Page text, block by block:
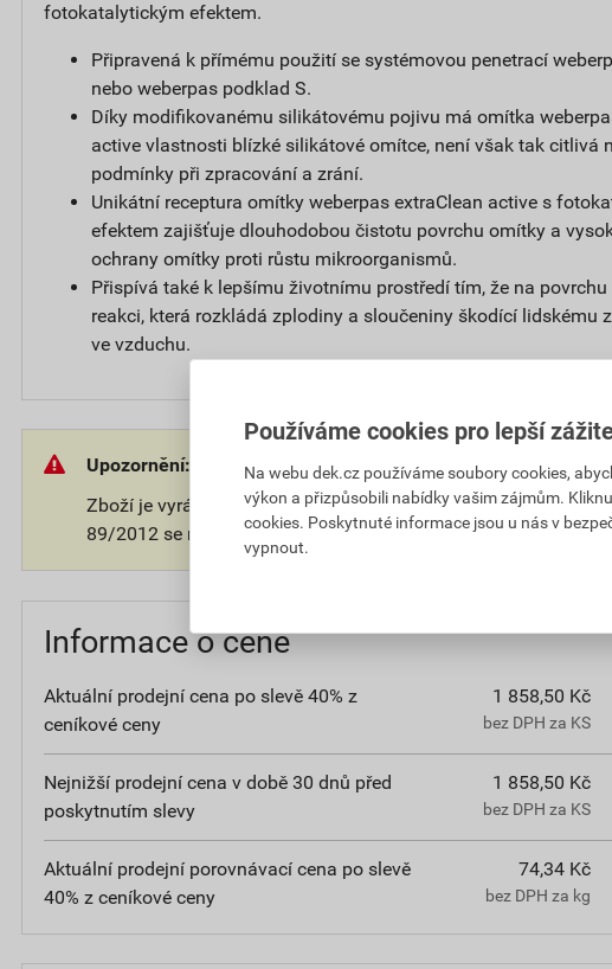
fotokatalytickým efektem.
Připravená k přímému použití se systémovou penetrací
nebo weberpas podklad S.
Díky modifikovanému silikátovému pojivu má omítka
active vlastnosti blízké silikátové omítce, není však tak citlivá
podmínky při zpracování a zrání.
Unikátní receptura omítky weberpas extraClean active s
efektem zajišťuje dlouhodobou čistotu povrchu omítky a
ochrany omítky proti růstu mikroorganismů.
Přispívá také k lepšímu životnímu prostředí tím, že na
reakci, která rozkládá zplodiny a sloučeniny škodící lidskému
ve vzduchu.
Upozornění:
Zboží je vyráběno na přání zákazníka. V souladu s
89/2012 se na takové zboží nevztahuje 14-ti denní ochranná
Informace o ceně
Aktuální prodejní cena po slevě 40% z
ceníkové ceny
1 858,50 Kč
bez DPH za KS
Nejnižší prodejní cena v době 30 dnů před
poskytnutím slevy
1 858,50 Kč
bez DPH za KS
Aktuální prodejní porovnávací cena po slevě
40% z ceníkové ceny
74,34 Kč
bez DPH za kg
Používáme cookies pro lepší
Na webu dek.cz používáme soubory cookies,
výkon a přizpůsobili nabídky vašim zájmům.
cookies. Poskytnuté informace jsou u nás v
vypnout.